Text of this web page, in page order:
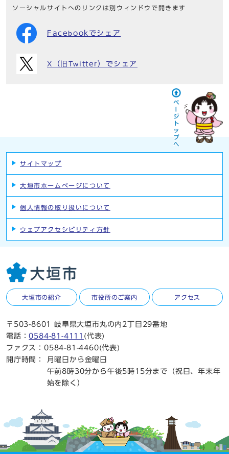
ソーシャルサイトへのリンクは別ウィンドウで開きます
Facebookでシェア
X（旧Twitter）でシェア
サイトマップ
大垣市ホームページについて
個人情報の取り扱いについて
ウェブアクセシビリティ方針
大垣市の紹介 市役所のご案内 アクセス
〒503-8601 岐阜県大垣市丸の内2丁目29番地
電話：0584-81-4111 (代表)
ファクス：0584-81-4460(代表)
開庁時間：
月曜日から金曜日
午前8時30分から午後5時15分まで（祝日、年末年
始を除く）